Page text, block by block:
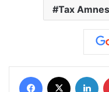
Tax
Facebook